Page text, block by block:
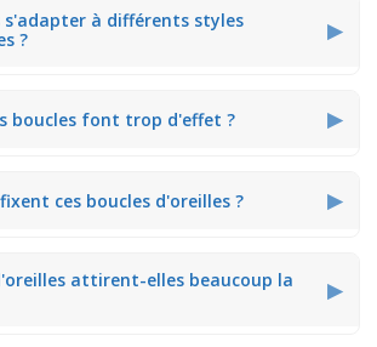
la journée.
s'adapter à différents styles
?
▶
des looks un peu plus habillés.
boucles font trop d'effet ? ▶
ces boucles d'oreilles ? ▶
attirent-elles beaucoup la
▶